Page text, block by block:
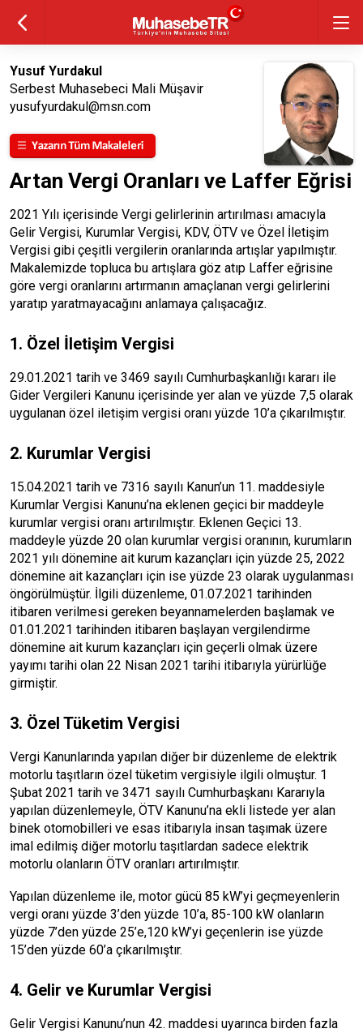
Yusuf Yurdakul
Serbest Muhasebeci Mali Müşavir
yusufyurdakul@msn.com
Artan Vergi Oranları ve Laffer Eğrisi
2021 Yılı içerisinde Vergi gelirlerinin artırılması amacıyla
Gelir Vergisi, Kurumlar Vergisi, KDV, ÖTV ve Özel İletişim
Vergisi gibi çeşitli vergilerin oranlarında artışlar yapılmıştır.
Makalemizde topluca bu artışlara göz atıp Laffer eğrisine
göre vergi oranlarını artırmanın amaçlanan vergi gelirlerini
yaratıp yaratmayacağını anlamaya çalışacağız.
1. Özel İletişim Vergisi
29.01.2021 tarih ve 3469 sayılı Cumhurbaşkanlığı kararı ile
Gider Vergileri Kanunu içerisinde yer alan ve yüzde 7,5 olarak
uygulanan özel iletişim vergisi oranı yüzde 10’a çıkarılmıştır.
2. Kurumlar Vergisi
15.04.2021 tarih ve 7316 sayılı Kanun’un 11. maddesiyle
Kurumlar Vergisi Kanunu’na eklenen geçici bir maddeyle
kurumlar vergisi oranı artırılmıştır. Eklenen Geçici 13.
maddeyle yüzde 20 olan kurumlar vergisi oranının, kurumların
2021 yılı dönemine ait kurum kazançları için yüzde 25, 2022
dönemine ait kazançları için ise yüzde 23 olarak uygulanması
öngörülmüştür. İlgili düzenleme, 01.07.2021 tarihinden
itibaren verilmesi gereken beyannamelerden başlamak ve
01.01.2021 tarihinden itibaren başlayan vergilendirme
dönemine ait kurum kazançları için geçerli olmak üzere
yayımı tarihi olan 22 Nisan 2021 tarihi itibarıyla yürürlüğe
girmiştir.
3. Özel Tüketim Vergisi
Vergi Kanunlarında yapılan diğer bir düzenleme de elektrik
motorlu taşıtların özel tüketim vergisiyle ilgili olmuştur. 1
Şubat 2021 tarih ve 3471 sayılı Cumhurbaşkanı Kararıyla
yapılan düzenlemeyle, ÖTV Kanunu’na ekli listede yer alan
binek otomobilleri ve esas itibarıyla insan taşımak üzere
imal edilmiş diğer motorlu taşıtlardan sadece elektrik
motorlu olanların ÖTV oranları artırılmıştır.
Yapılan düzenleme ile, motor gücü 85 kW’yi geçmeyenlerin
vergi oranı yüzde 3’den yüzde 10’a, 85-100 kW olanların
yüzde 7’den yüzde 25’e,120 kW’yi geçenlerin ise yüzde
15’den yüzde 60’a çıkarılmıştır.
4. Gelir ve Kurumlar Vergisi
Gelir Vergisi Kanunu’nun 42. maddesi uyarınca birden fazla